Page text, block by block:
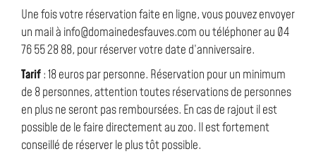
Une fois votre réservation faite en ligne, vous pouvez envoyer
un mail à info@domainedesfauves.com ou téléphoner au 04
76 55 28 88, pour réserver votre date d’anniversaire.
Tarif: 18 euros par personne. Réservation pour un minimum
de 8 personnes, attention toutes réservations de personnes
en plus ne seront pas remboursées. En cas de rajout il est
possible de le faire directement au zoo. Il est fortement
conseillé de réserver le plus tôt possible.